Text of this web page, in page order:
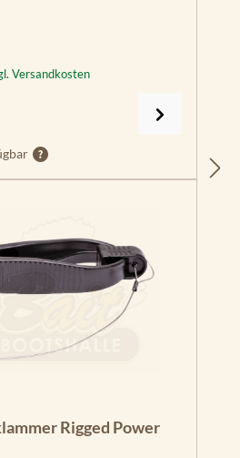
Versandkosten
Rigged Power